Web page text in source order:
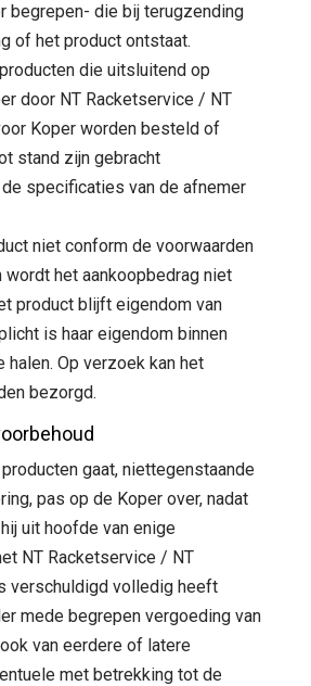
begrepen- die bij terugzending
of het product ontstaat.
die uitsluitend op
door NT Racketservice / NT
Koper worden besteld of
stand zijn gebracht
specificaties van de afnemer
niet conform de voorwaarden
wordt het aankoopbedrag niet
product blijft eigendom van
is haar eigendom binnen
Op verzoek kan het
bezorgd.
gaat, niettegenstaande
pas op de Koper over, nadat
uit hoofde van enige
NT Racketservice / NT
verschuldigd volledig heeft
mede begrepen vergoeding van
van eerdere of latere
met betrekking tot de